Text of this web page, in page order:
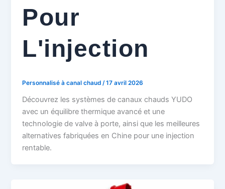
Pour
L'injection
Personnalisé à canal chaud /17 avril 2026
Découvrez les systèmes de canaux chauds YUDO
avec un équilibre thermique avancé et une
technologie de valve à porte, ainsi que les meilleures
alternatives fabriquées en Chine pour une injection
rentable.